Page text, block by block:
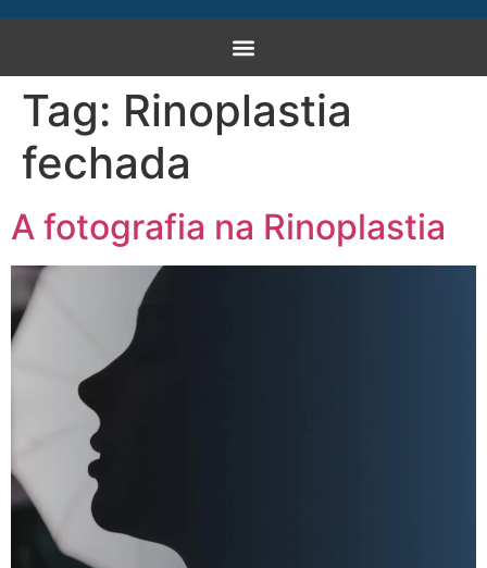
Tag: Rinoplastia
fechada
A fotografia na Rinoplastia